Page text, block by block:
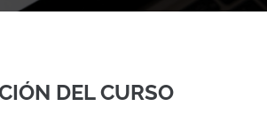
DEL CURSO